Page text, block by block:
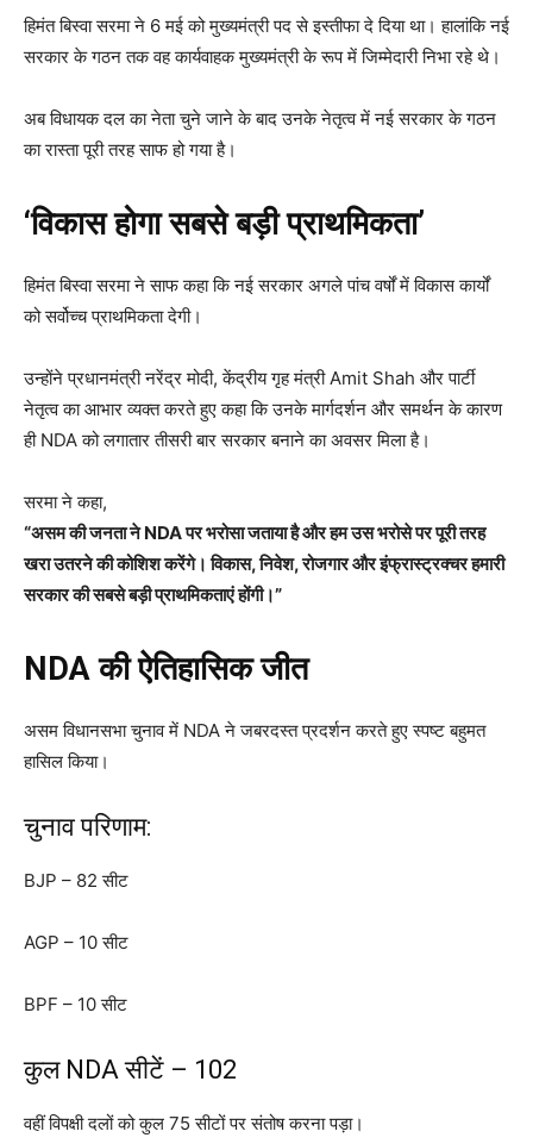
हिमंत बिस्वा सरमा ने 6 मई को मुख्यमंत्री पद से इस्तीफा दे दिया था। हालांकि नई
सरकार के गठन तक वह कार्यवाहक मुख्यमंत्री के रूप में जिम्मेदारी निभा रहे थे।
अब विधायक दल का नेता चुने जाने के बाद उनके नेतृत्व में नई सरकार के गठन
का रास्ता पूरी तरह साफ हो गया है।
‘विकास होगा सबसे बड़ी प्राथमिकता’
हिमंत बिस्वा सरमा ने साफ कहा कि नई सरकार अगले पांच वर्षों में विकास कार्यों
को सर्वोच्च प्राथमिकता देगी।
उन्होंने प्रधानमंत्री नरेंद्र मोदी, केंद्रीय गृह मंत्री Amit Shah और पार्टी
नेतृत्व का आभार व्यक्त करते हुए कहा कि उनके मार्गदर्शन और समर्थन के कारण
ही NDA को लगातार तीसरी बार सरकार बनाने का अवसर मिला है।
सरमा ने कहा,
“असम की जनता ने NDA पर भरोसा जताया है और हम उस भरोसे पर पूरी तरह
खरा उतरने की कोशिश करेंगे। विकास, निवेश, रोजगार और इंफ्रास्ट्रक्चर हमारी
सरकार की सबसे बड़ी प्राथमिकताएं होंगी।”
NDA की ऐतिहासिक जीत
असम विधानसभा चुनाव में NDA ने जबरदस्त प्रदर्शन करते हुए स्पष्ट बहुमत
हासिल किया।
चुनाव परिणाम:
BJP – 82 सीट
AGP – 10 सीट
BPF – 10 सीट
कुल NDA सीटें – 102
वहीं विपक्षी दलों को कुल 75 सीटों पर संतोष करना पड़ा।